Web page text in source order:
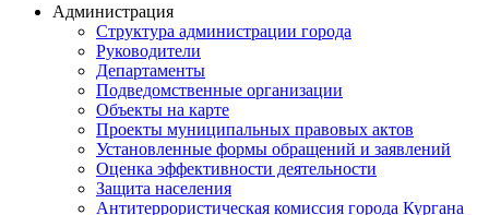
Администрация
Структура администрации города
Руководители
Департаменты
Подведомственные организации
Объекты на карте
Проекты муниципальных правовых актов
Установленные формы обращений и заявлений
Оценка эффективности деятельности
Защита населения
Антитеррористическая комиссия города Кургана